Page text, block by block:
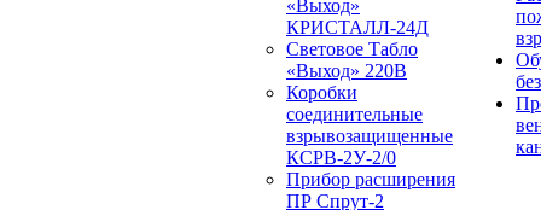
«Выход»
КРИСТАЛЛ-24Д
Световое Табло
«Выход» 220В
Коробки
соединительные
взрывозащищенные
КСРВ-2У-2/0
Прибор расширения
ПР Спрут-2